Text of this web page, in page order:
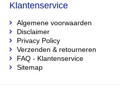
Klantenservice
Algemene voorwaarden
Disclaimer
Privacy Policy
Verzenden & retourneren
FAQ - Klantenservice
Sitemap